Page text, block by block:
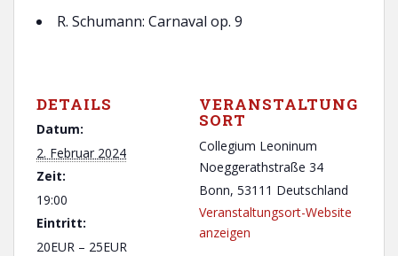
R. Schumann: Carnaval op. 9
DETAILS
Datum:
2. Februar 2024
Zeit:
19:00
Eintritt:
20EUR – 25EUR
VERANSTALTUNG
SORT
Collegium Leoninum
Noeggerathstraße 34
Bonn, 53111 Deutschland
Veranstaltungsort-Website
anzeigen